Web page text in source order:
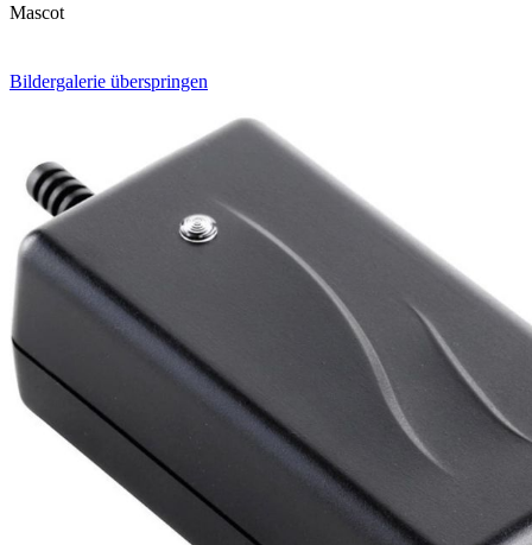
Mascot
Bildergalerie überspringen